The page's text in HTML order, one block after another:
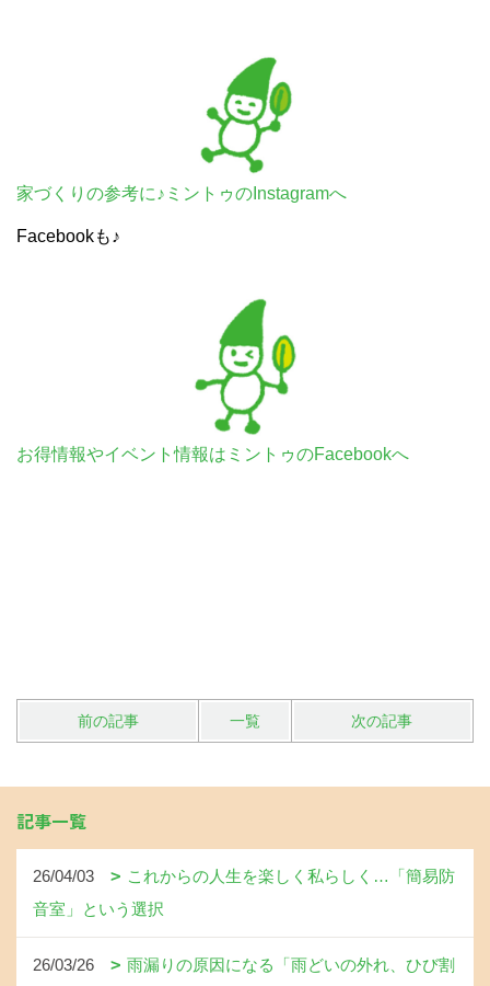
家づくりの参考に♪ミントゥのInstagramへ
Facebookも♪
お得情報やイベント情報はミントゥのFacebookへ
前の記事 一覧 次の記事
記事一覧
26/04/03
これからの人生を楽しく私らしく…「簡易防
音室」という選択
26/03/26
雨漏りの原因になる「雨どいの外れ、ひび割